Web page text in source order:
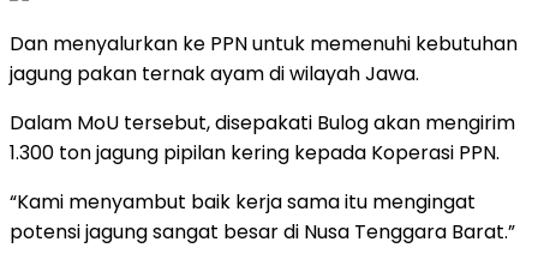
Dan menyalurkan ke PPN untuk memenuhi kebutuhan
jagung pakan ternak ayam di wilayah Jawa.
Dalam MoU tersebut, disepakati Bulog akan mengirim
1.300 ton jagung pipilan kering kepada Koperasi PPN.
“Kami menyambut baik kerja sama itu mengingat
potensi jagung sangat besar di Nusa Tenggara Barat.”